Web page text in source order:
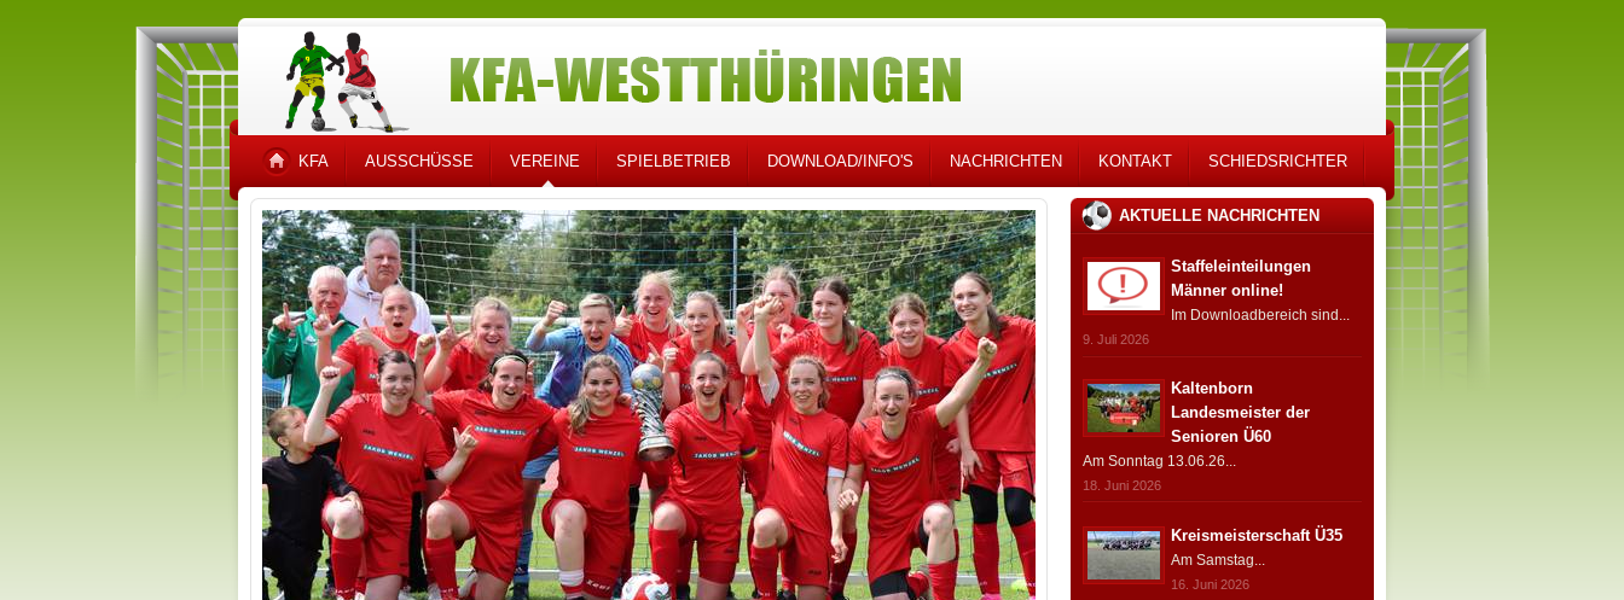
KFA AUSSCHÜSSE VEREINE SPIELBETRIEB DOWNLOAD/INFO'S NACHRICHTEN KONTAKT SCHIEDSRICHTER
AKTUELLE NACHRICHTEN
Staffeleinteilungen
Männer online!
Im Downloadbereich sind...
9. Juli 2026
Kaltenborn
Landesmeister der
Senioren Ü60
Am Sonntag 13.06.26...
18. Juni 2026
Kreismeisterschaft Ü35
Am Samstag...
16. Juni 2026